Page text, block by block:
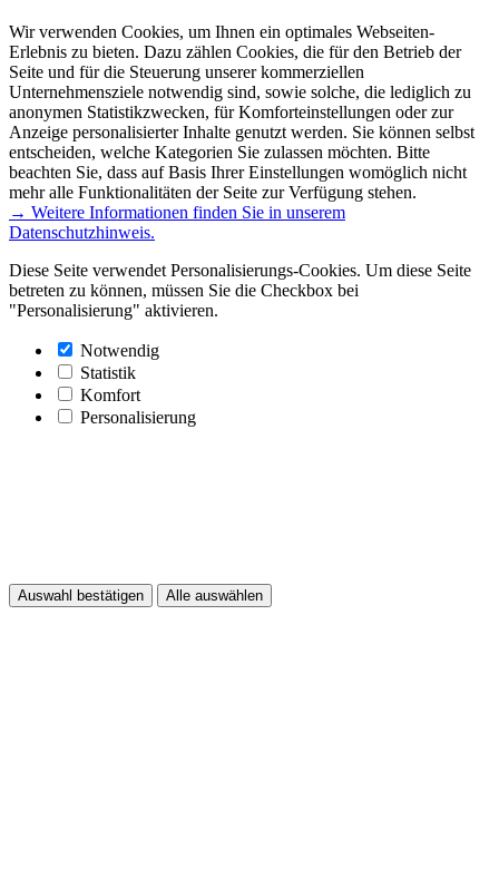
Wir verwenden Cookies, um Ihnen ein optimales Webseiten-
Erlebnis zu bieten. Dazu zählen Cookies, die für den Betrieb der
Seite und für die Steuerung unserer kommerziellen
Unternehmensziele notwendig sind, sowie solche, die lediglich zu
anonymen Statistikzwecken, für Komforteinstellungen oder zur
Anzeige personalisierter Inhalte genutzt werden. Sie können selbst
entscheiden, welche Kategorien Sie zulassen möchten. Bitte
beachten Sie, dass auf Basis Ihrer Einstellungen womöglich nicht
mehr alle Funktionalitäten der Seite zur Verfügung stehen.
→ Weitere Informationen finden Sie in unserem
Datenschutzhinweis.
Diese Seite verwendet Personalisierungs-Cookies. Um diese Seite
betreten zu können, müssen Sie die Checkbox bei
"Personalisierung" aktivieren.
Notwendig
Statistik
Komfort
Personalisierung
Auswahl bestätigen Alle auswählen